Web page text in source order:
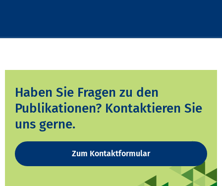
Haben Sie Fragen zu den
Publikationen? Kontaktieren Sie
uns gerne.
Zum Kontaktformular